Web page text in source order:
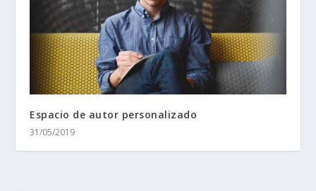
Espacio de autor personalizado
31/05/2019